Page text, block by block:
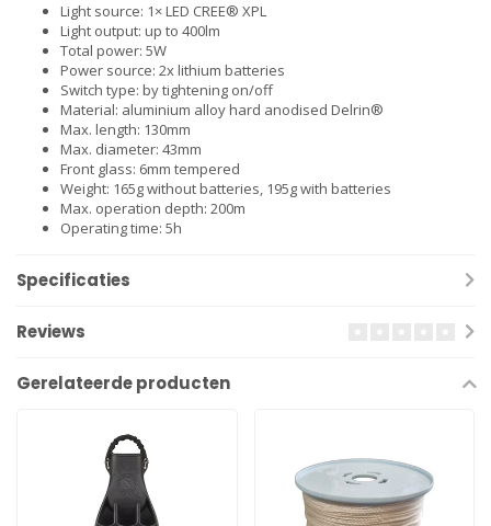
Light source: 1× LED CREE® XPL
Light output: up to 400lm
Total power: 5W
Power source: 2x lithium batteries
Switch type: by tightening on/off
Material: aluminium alloy hard anodised Delrin®
Max. length: 130mm
Max. diameter: 43mm
Front glass: 6mm tempered
Weight: 165g without batteries, 195g with batteries
Max. operation depth: 200m
Operating time: 5h
Specificaties
Reviews
Gerelateerde producten